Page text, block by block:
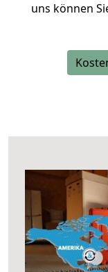
uns können